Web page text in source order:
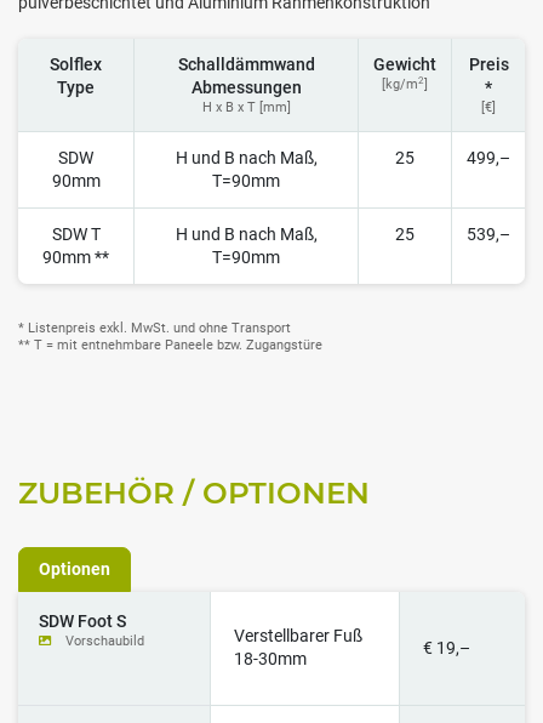
Solflex
Type
Schalldämmwand
Abmessungen
H x B x T [mm]
Gewicht
[kg/m2]
Preis
*
[€]
SDW
90mm
H und B nach Maß,
T=90mm
25 499,–
SDW T
90mm **
H und B nach Maß,
T=90mm
25 539,–
* Listenpreis exkl. MwSt. und ohne Transport
** T = mit entnehmbare Paneele bzw. Zugangstüre
ZUBEHÖR / OPTIONEN
Optionen
SDW Foot S
Vorschaubild
Verstellbarer Fuß
18-30mm
€ 19,–